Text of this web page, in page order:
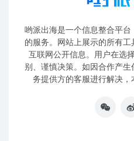
哟派出海是一个信息整合平
的服务。网站上展示的所有
互联网公开信息。用户在选
别、谨慎决策。如因合作产
务提供方的客服进行解决，